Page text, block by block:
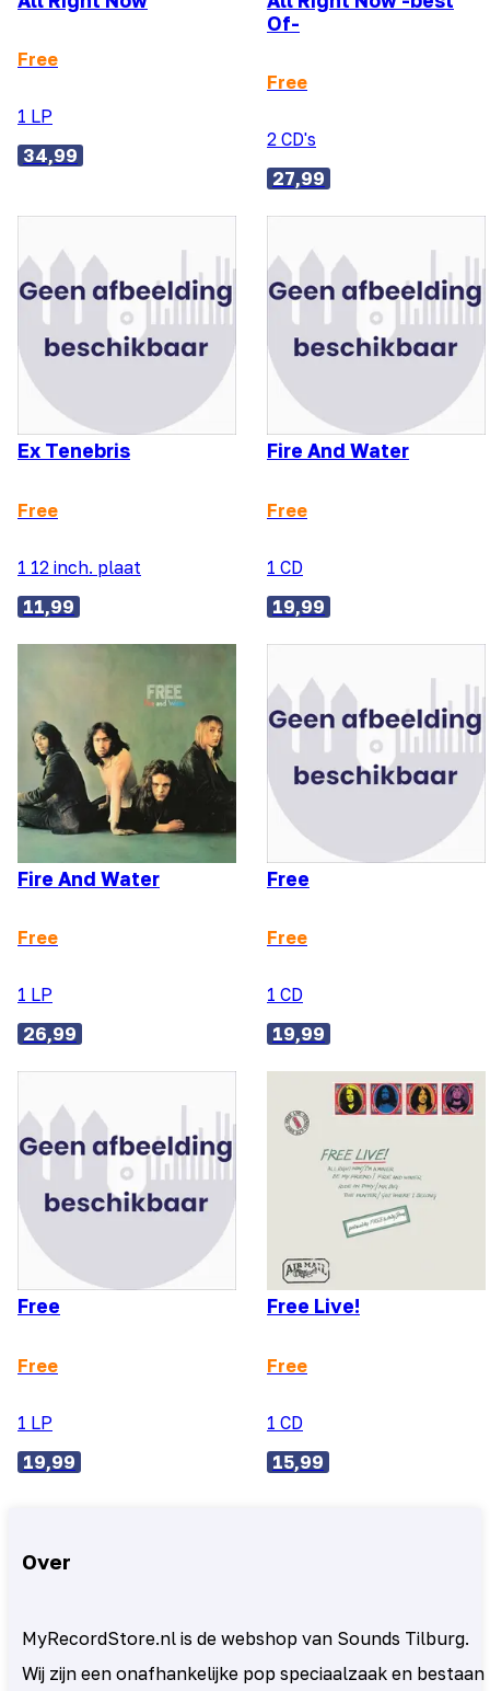
Free
1 LP
34,99
Of-
Free
2 CD's
27,99
Ex Tenebris
Free
1 12 inch. plaat
11,99
Fire And Water
Free
1 CD
19,99
Fire And Water
Free
1 LP
26,99
Free
Free
1 CD
19,99
Free
Free
1 LP
19,99
Free Live!
Free
1 CD
15,99
Over
MyRecordStore.nl is de webshop van Sounds Tilburg.
Wij zijn een onafhankelijke pop speciaalzaak en bestaan